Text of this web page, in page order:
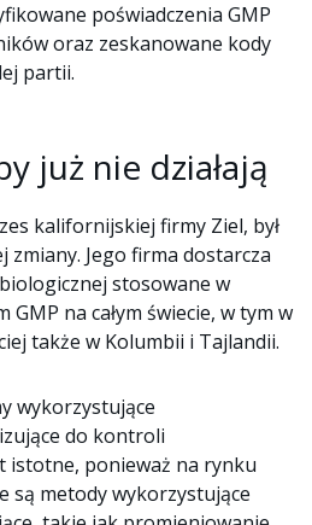
poświadczenia GMP
oraz zeskanowane kody
partii.
już nie działają
kalifornijskiej firmy Ziel, był
zmiany. Jego firma dostarcza
stosowane w
GMP na całym świecie, w tym w
także w Kolumbii i Tajlandii.
wykorzystujące
do kontroli
istotne, ponieważ na rynku
są metody wykorzystujące